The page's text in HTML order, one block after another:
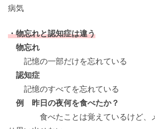
病気
・物忘れと認知症は違う
物忘れ
記憶の一部だけを忘れている
認知症
記憶のすべてを忘れている
例 昨日の夜何を食べたか？
食べたことは覚えているけど、メ